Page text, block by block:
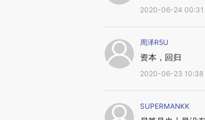
2020-06-24 00:31
周泽R5U
资本，回归
2020-06-23 10:38
SUPERMANKK